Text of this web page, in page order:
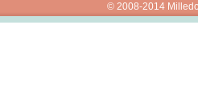
© 2008-2014